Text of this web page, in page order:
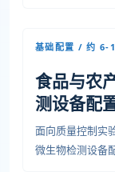
基础配置 / 约 6-
食品与农
测设备配
面向质量控制实
微生物检测设备